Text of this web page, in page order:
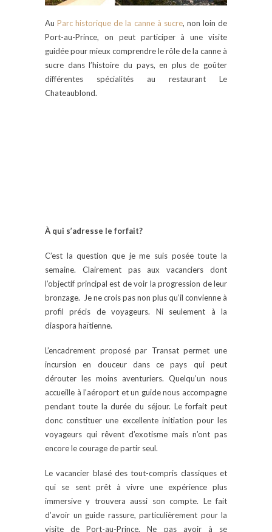
AuParc historique de la canne à sucre, non loin de
Port-au-Prince, on peut participer à une visite
guidée pour mieux comprendre le rôle de la canne à
sucre dans l’histoire du pays, en plus de goûter
différentes spécialités au restaurant Le
Chateaublond.
À qui s’adresse le forfait?
C’est la question que je me suis posée toute la
semaine. Clairement pas aux vacanciers dont
l’objectif principal est de voir la progression de leur
bronzage. Je ne crois pas non plus qu’il convienne à
profil précis de voyageurs. Ni seulement à la
diaspora haïtienne.
L’encadrement proposé par Transat permet une
incursion en douceur dans ce pays qui peut
dérouter les moins aventuriers. Quelqu’un nous
accueille à l’aéroport et un guide nous accompagne
pendant toute la durée du séjour. Le forfait peut
donc constituer une excellente initiation pour les
voyageurs qui rêvent d’exotisme mais n’ont pas
encore le courage de partir seul.
Le vacancier blasé des tout-compris classiques et
qui se sent prêt à vivre une expérience plus
immersive y trouvera aussi son compte. Le fait
d’avoir un guide rassure, particulièrement pour la
visite de Port-au-Prince. Ne pas avoir à se